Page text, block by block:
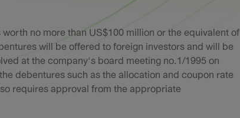
no more than US$100 million or the equivalent of
will be offered to foreign investors and will be
at the company's board meeting no.1/1995 on
debentures such as the allocation and coupon rate
requires approval from the appropriate